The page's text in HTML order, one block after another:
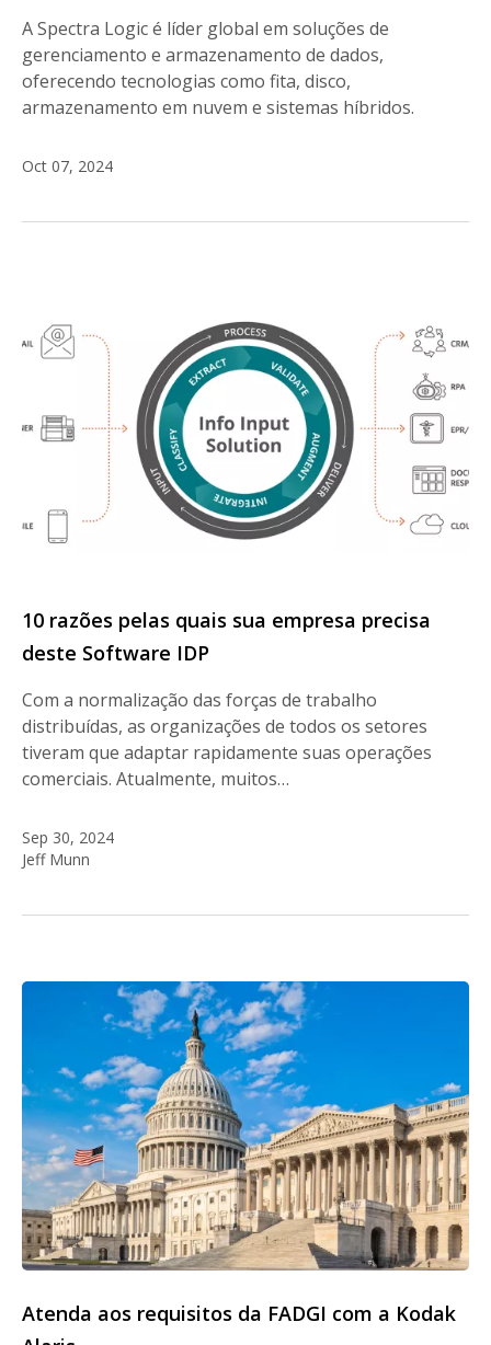
A Spectra Logic é líder global em soluções de
gerenciamento e armazenamento de dados,
oferecendo tecnologias como fita, disco,
armazenamento em nuvem e sistemas híbridos.
Oct 07, 2024
10 razões pelas quais sua empresa precisa
deste Software IDP
Com a normalização das forças de trabalho
distribuídas, as organizações de todos os setores
tiveram que adaptar rapidamente suas operações
comerciais. Atualmente, muitos…
Sep 30, 2024
Jeff Munn
Atenda aos requisitos da FADGI com a Kodak